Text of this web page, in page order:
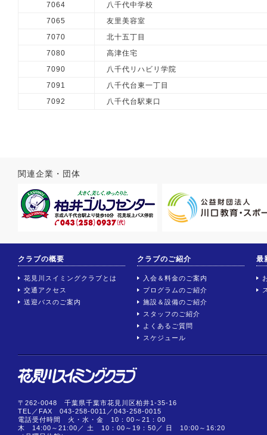
7064
八千代中学校
7065
友里美容室
7070
北十五丁目
7080
高津住宅
7090
八千代リハビリ学院
7091
八千代台東一丁目
7092
八千代台駅東口
関連企業・団体
クラブの概要
花見川スイミングクラブとは
交通アクセス
送迎バスのご案内
クラブのご紹介
入会＆料金のご案内
プログラムのご紹介
施設＆設備のご紹介
スタッフのご紹介
よくあるご質問
スケジュール
最
〒262-0048 千葉県千葉市花見川区柏井1-35-16
TEL／FAX 043-258-0011 ／043-258-0015
電話受付時間 火・水・金 10：00～21：00
木 14:00～21:00／ 土 10：00～19：50／ 日 10:00～16:20